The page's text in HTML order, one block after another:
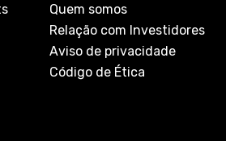
Quem somos
Relação com Investidores
Aviso de privacidade
Código de Ética